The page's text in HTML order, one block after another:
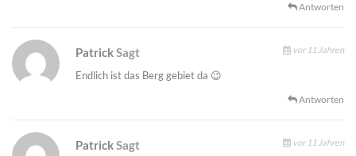
Antworten
PatrickSagt vor 11 Jahren
Endlich ist das Berg gebiet da 😉
Antworten
PatrickSagt vor 11 Jahren